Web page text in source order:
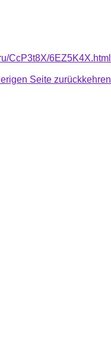
CcP3t8X/6EZ5K4X.html
Seite zurückkehren